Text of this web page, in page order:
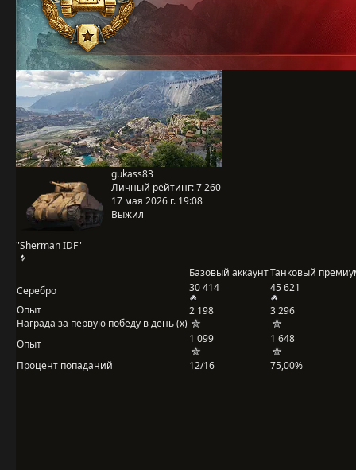
"Sherman IDF"
gukass83
Личный рейтинг:7 260
17 мая 2026 г. 19:08
Выжил
Базовый аккаунтТанковый
Серебро
30 414
45 621
Опыт
Награда за первую победу в день (x)
2 198 3 296
Опыт 1 099
1 648
Процент попаданий
12/16 75,00%